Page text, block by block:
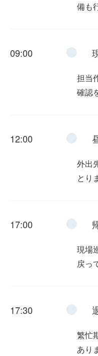
備も
09:00
担当
確認
12:00
外出
とり
17:00
現場
戻っ
17:30
繁忙
あり